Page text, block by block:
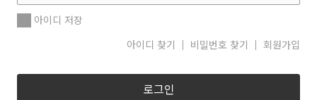
아이디 저장
아이디 찾기
비밀번호 찾기 회원가입
로그인